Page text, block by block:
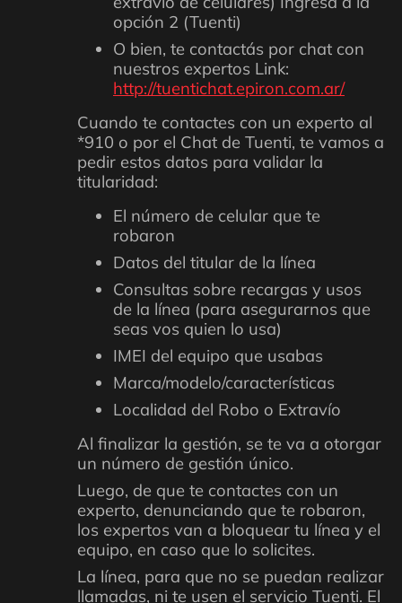
opción 2 (Tuenti)
O bien, te contactás por chat con
nuestros expertos Link:
http://tuentichat.epiron.com.ar/
Cuando te contactes con un experto al
*910 o por el Chat de Tuenti, te vamos a
pedir estos datos para validar la
titularidad:
El número de celular que te
robaron
Datos del titular de la línea
Consultas sobre recargas y usos
de la línea (para asegurarnos que
seas vos quien lo usa)
IMEI del equipo que usabas
Marca/modelo/características
Localidad del Robo o Extravío
Al finalizar la gestión, se te va a otorgar
un número de gestión único.
Luego, de que te contactes con un
experto, denunciando que te robaron,
los expertos van a bloquear tu línea y el
equipo, en caso que lo solicites.
La línea, para que no se puedan realizar
llamadas, ni te usen el servicio Tuenti. El